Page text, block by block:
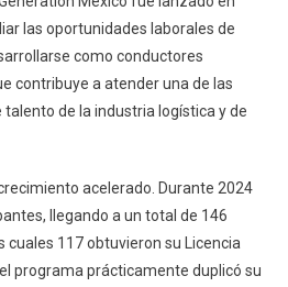
las oportunidades laborales de
como conductores
contribuye a atender una de las
de la industria logística y de
acelerado. Durante 2024
llegando a un total de 146
cuales 117 obtuvieron su Licencia
programa prácticamente duplicó su